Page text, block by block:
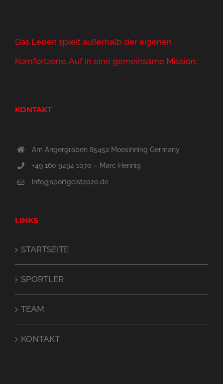
Das Leben spielt außerhalb der eigenen
Komfortzone. Auf in eine gemeinsame Mission.
KONTAKT
Am Angergraben 85452 Moosinning Germany
+49 160 9494 1070 – Marc Hennig
info@sportgeist2020.de
LINKS
STARTSEITE
SPORTLER
TEAM
KONTAKT